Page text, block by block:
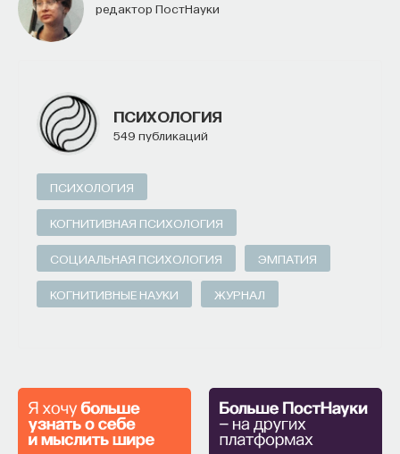
редактор ПостНауки
ПСИХОЛОГИЯ
549 публикаций
ПСИХОЛОГИЯ
КОГНИТИВНАЯ ПСИХОЛОГИЯ
СОЦИАЛЬНАЯ ПСИХОЛОГИЯ ЭМПАТИЯ
КОГНИТИВНЫЕ НАУКИ ЖУРНАЛ